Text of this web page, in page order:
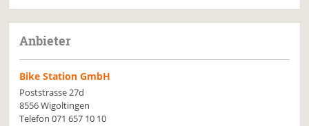
Anbieter
Bike Station GmbH
Poststrasse 27d
8556 Wigoltingen
Telefon071 657 10 10